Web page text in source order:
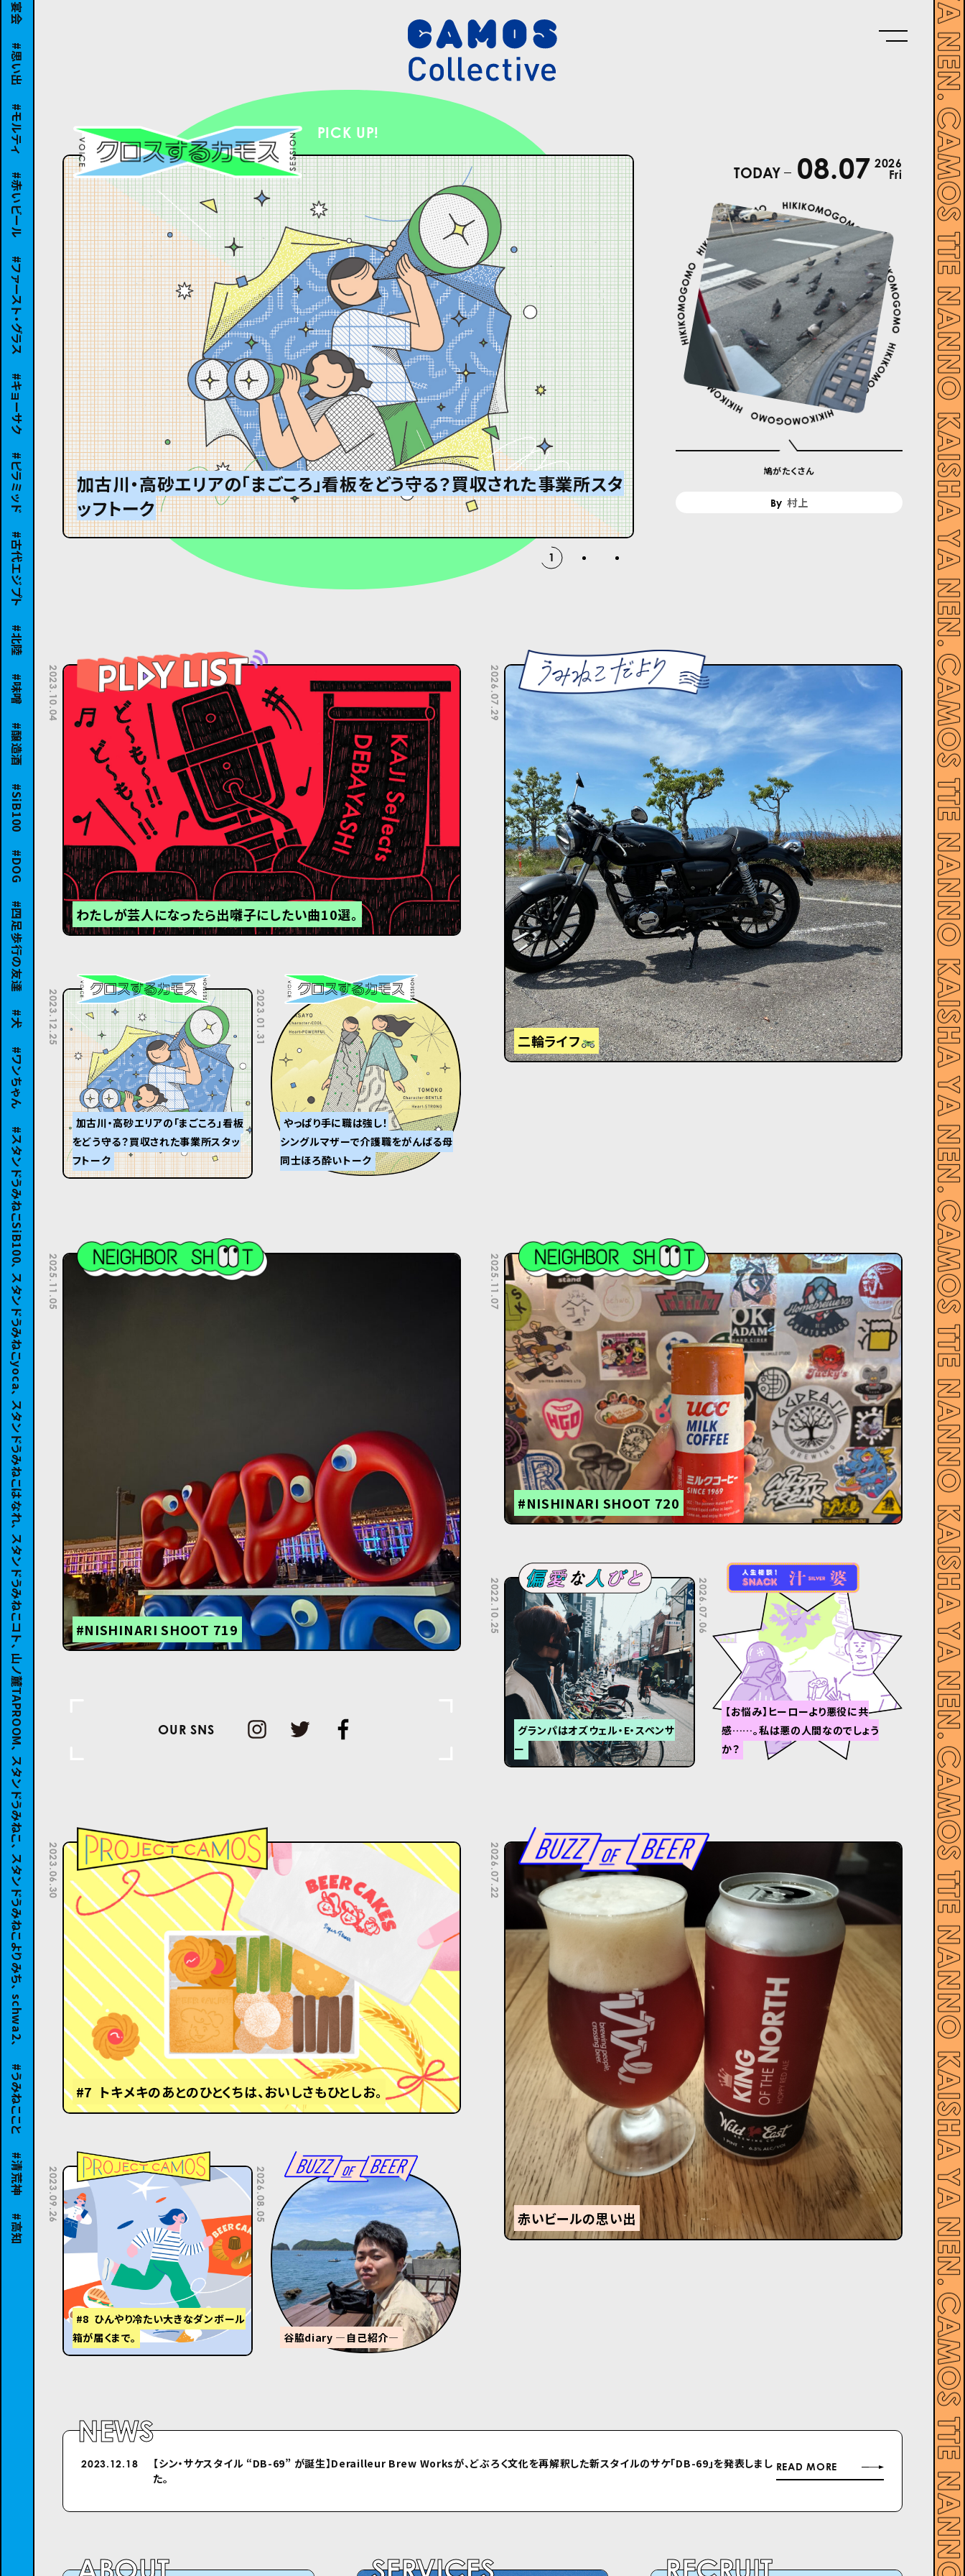
PICK UP!
加古川・高砂エリアの「まごころ」看板をどう守る？買収された事業所スタ
ッフトーク
グランパはオズウェル・E・スペンサー
#8 ひんやり冷たい大きなダンボール箱が届くまで。
2
TODAY 08.07 2026
Fri
鳩がたくさん
村上
思い出
モルティ
赤いビール
ファースト・グラス
キョーサク
ピラミッド
古代エジプト
北陸
味噌
醸造酒
SiB100
DOG
四足歩行の友達
犬
ワンちゃん
スタンドうみねこSiB100、 スタンドうみねこyoca、 スタンドうみねこはなれ、 スタンドうみねこコト、 山ノ麓TAPROOM、 スタンドうみねこ、 スタンドうみねこよりみち、 schwa2、
うみねここと
清荒神
高知
2023.10.04
わたしが芸人になったら出囃子にしたい曲10選。
2023.12.25
加古川・高砂エリアの「まごころ」看板
をどう守る？買収された事業所スタッ
フトーク
2023.01.31
やっぱり手に職は強し！
シングルマザーで介護職をがんばる母
同士ほろ酔いトーク
2026.07.29
二輪ライフ
2025.11.05
#NISHINARI SHOOT 719
2025.11.07
#NISHINARI SHOOT 720
2022.10.25
グランパはオズウェル・E・スペンサ
ー
2026.07.06
【お悩み】ヒーローより悪役に共
感……。私は悪の人間なのでしょう
か？
OUR SNS
2023.06.30
#7 トキメキのあとのひとくちは、おいしさもひとしお。
2023.09.26
#8 ひんやり冷たい大きなダンボール
箱が届くまで。
2026.08.05
谷脇diary ―自己紹介―
2026.07.22
赤いビールの思い出
NEWS
2023.12.18
【シン・サケスタイル “DB-69” が誕⽣】Derailleur Brew Worksが、どぶろく⽂化を再解釈した新スタイルのサケ「DB-69」を発表しまし
た。
2022.04.26 シクロのホームページをリニューアルしました READ MORE